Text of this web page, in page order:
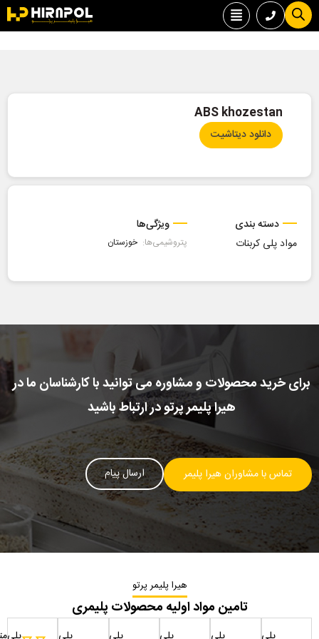
ABS khozestan
دانلود دیتاشیت
دسته بندی
مواد پلی کربنات
ویژگی‌ها
پتروشیمی‌ها: خوزستان
برای خرید محصولات و مشاوره می توانید با کارشناسان ما در
هیرا پلیمر پرتو در ارتباط باشید
تماس با مشاوران هیرا پلیمر ارسال پیام
هیرا پلیمر پرتو
تامین مواد اولیه محصولات پلیمری